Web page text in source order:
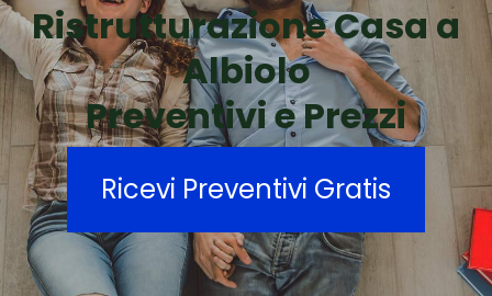
Ristrutturazione Casa a
Albiolo
Preventivi e Prezzi
Ricevi Preventivi Gratis